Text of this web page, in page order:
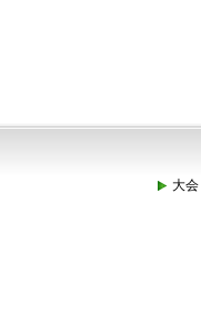
大会